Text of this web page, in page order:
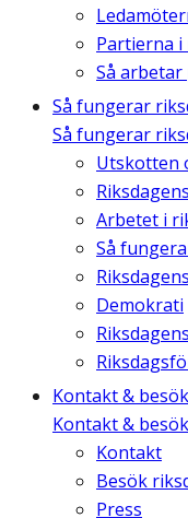
Partierna i
Så
Så fungerar
Så fungerar
Utskotten
Arbetet i
Så
Demokrati
Kontakt & besök
Kontakt & besök
Kontakt
Besök
Press